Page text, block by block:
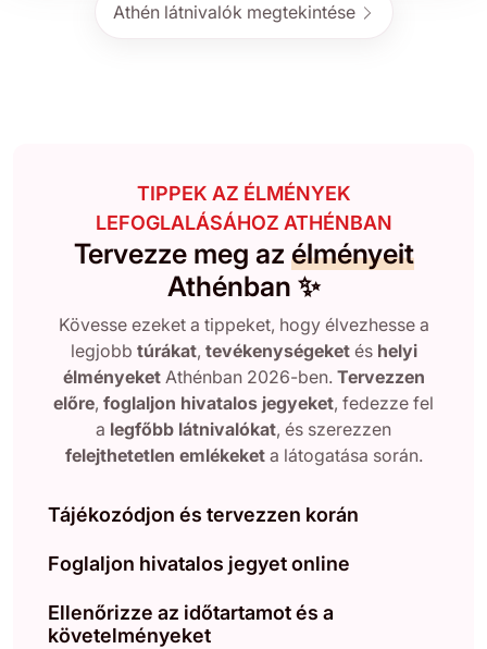
Athén látnivalók megtekintése
TIPPEK AZ ÉLMÉNYEK
LEFOGLALÁSÁHOZ ATHÉNBAN
Tervezze meg az élményeit
Athénban ✨
Kövesse ezeket a tippeket, hogy élvezhesse a
legjobb túrákat, tevékenységeketés helyi
élményeketAthénban 2026-ben. Tervezzen
előre, foglaljon hivatalos jegyeket, fedezze fel
a legfőbb látnivalókat, és szerezzen
felejthetetlen emlékeketa látogatása során.
Tájékozódjon és tervezzen korán
Foglaljon hivatalos jegyet online
Ellenőrizze az időtartamot és a
követelményeket